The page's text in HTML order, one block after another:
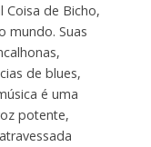
Coisa de Bicho,
mundo. Suas
de blues,
é uma
potente,